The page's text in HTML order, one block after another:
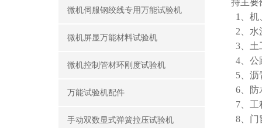
微机伺服钢绞线专用万能试验机
微机屏显万能材料试验机
微机控制管材环刚度试验机
万能试验机配件
手动双数显式弹簧拉压试验机
持主要
1、
2、水
3、土
4、公
5、沥
6、防
7、工
8、门